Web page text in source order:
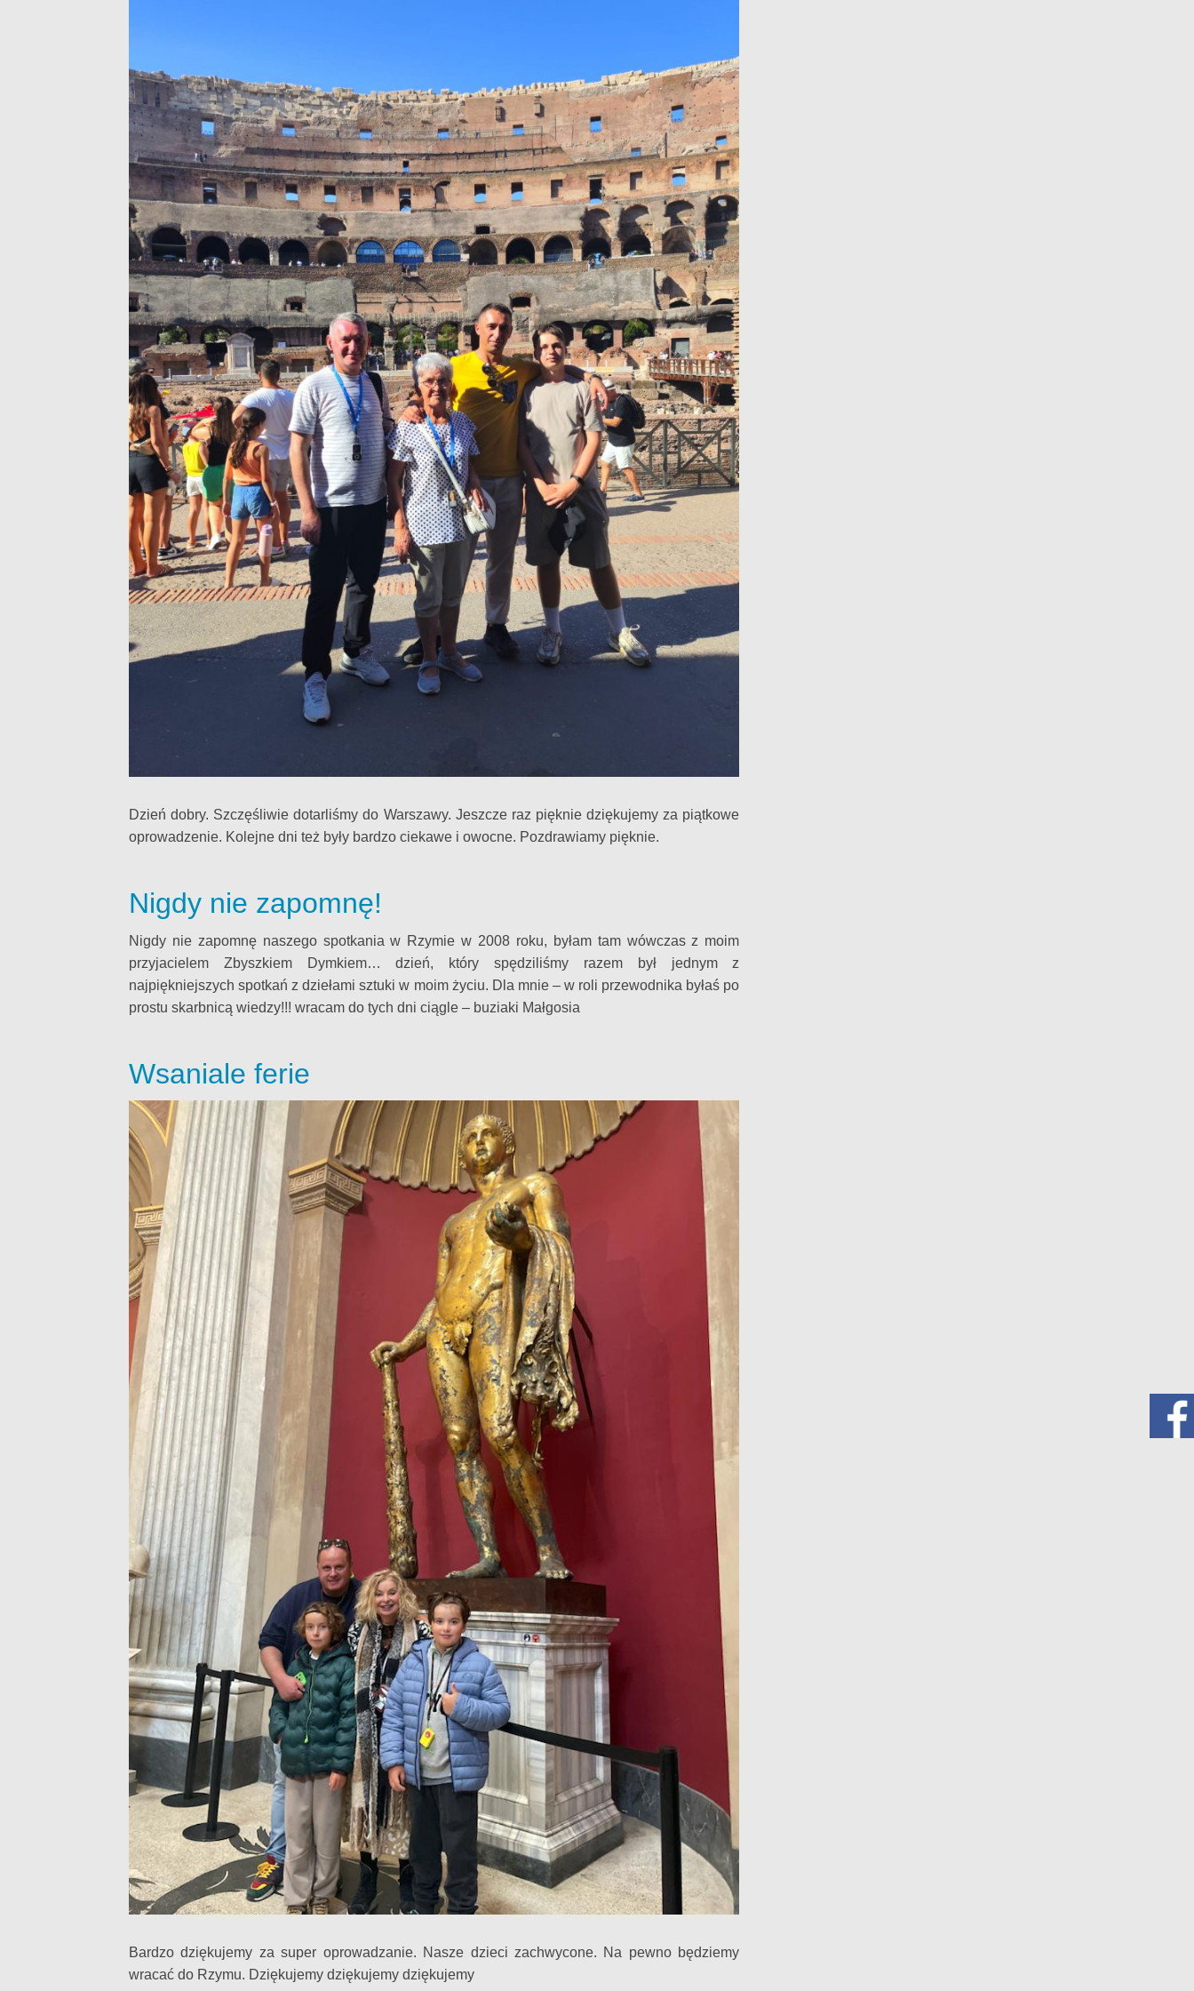
Dzień dobry. Szczęśliwie dotarliśmy do Warszawy. Jeszcze raz pięknie dziękujemy za piątkowe
oprowadzenie. Kolejne dni też były bardzo ciekawe i owocne. Pozdrawiamy pięknie.
Nigdy nie zapomnę!
Nigdy nie zapomnę naszego spotkania w Rzymie w 2008 roku, byłam tam wówczas z moim
przyjacielem Zbyszkiem Dymkiem… dzień, który spędziliśmy razem był jednym z
najpiękniejszych spotkań z dziełami sztuki w moim życiu. Dla mnie – w roli przewodnika byłaś po
prostu skarbnicą wiedzy!!! wracam do tych dni ciągle – buziaki Małgosia
Wsaniale ferie
Bardzo dziękujemy za super oprowadzanie. Nasze dzieci zachwycone. Na pewno będziemy
wracać do Rzymu. Dziękujemy dziękujemy dziękujemy